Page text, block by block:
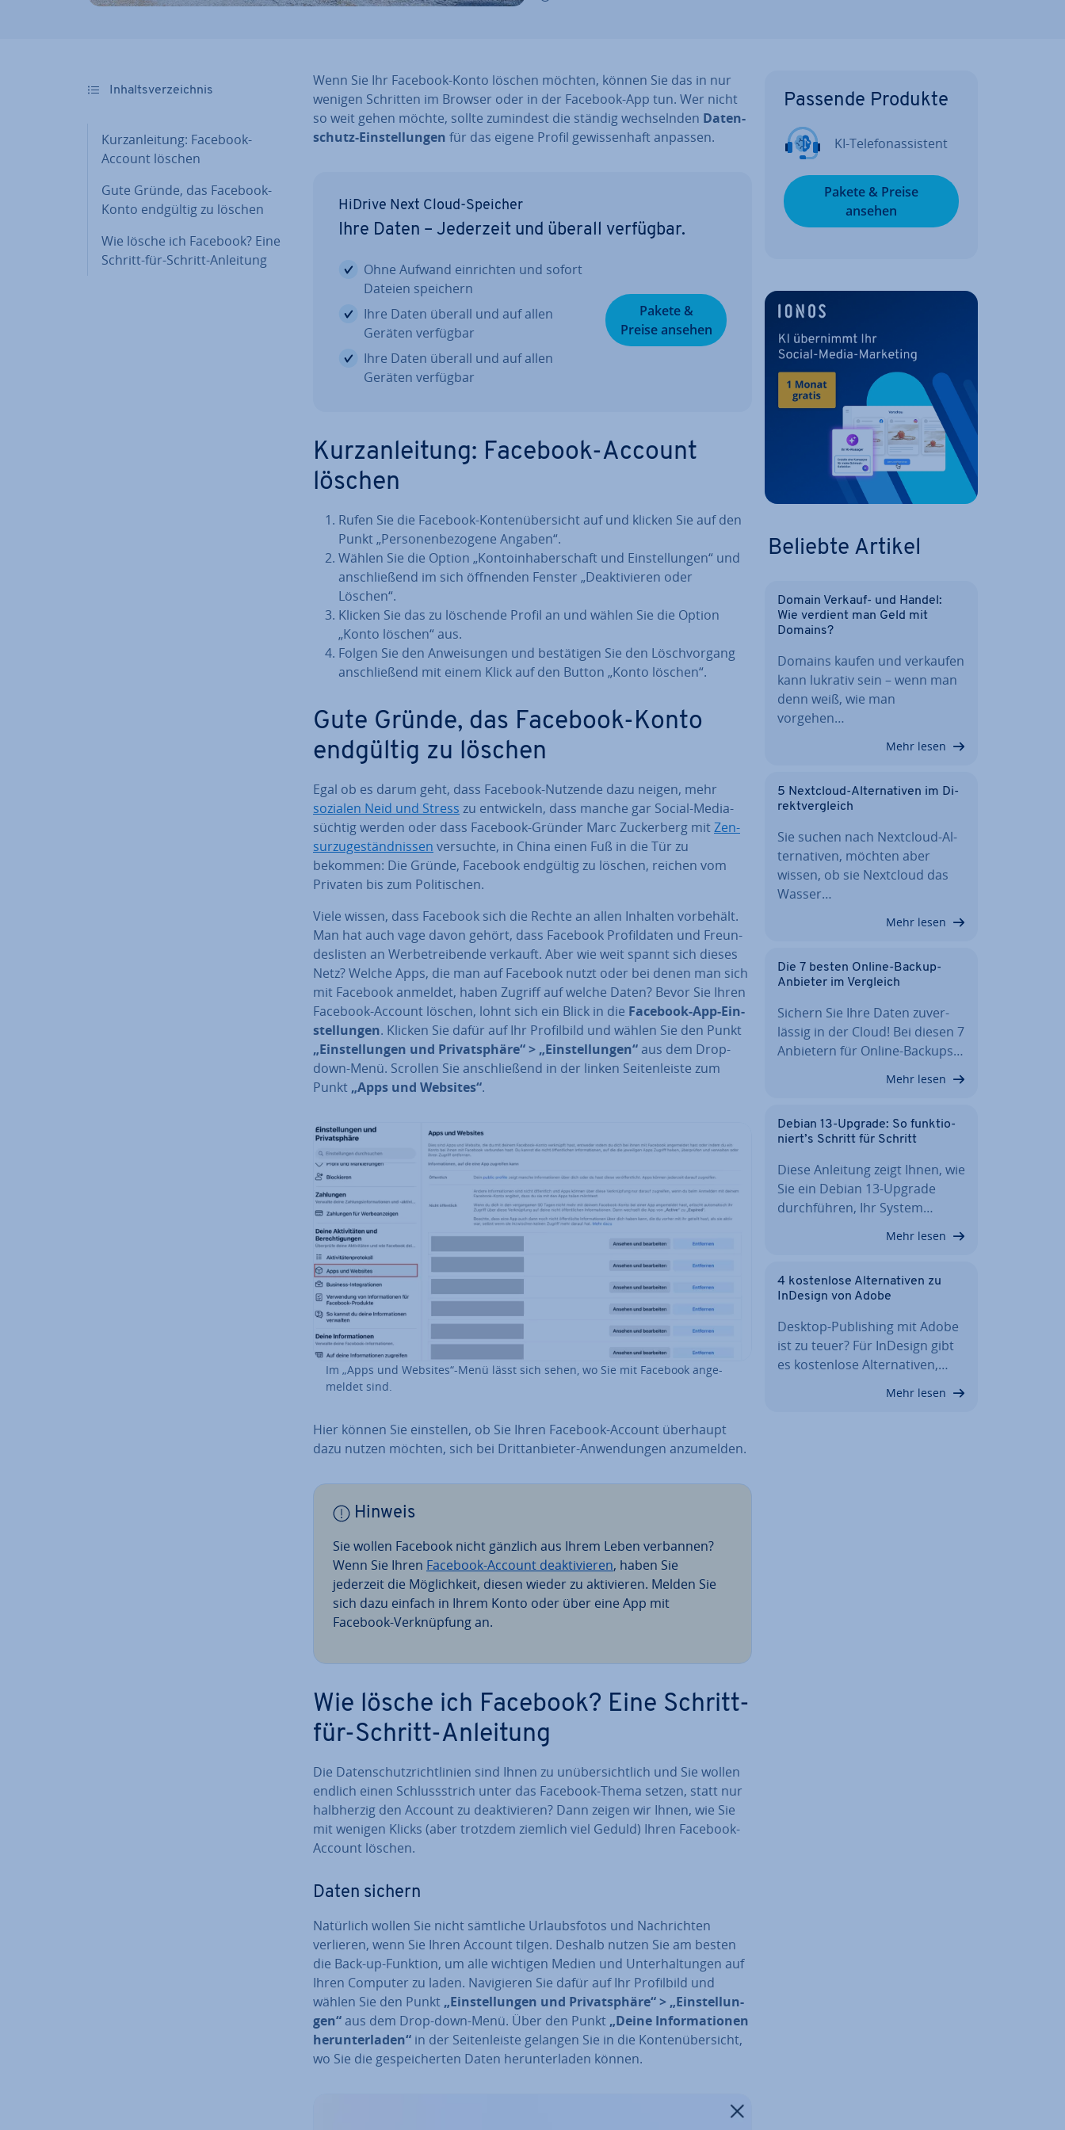
In­halts­ver­zeich­nis
Kurz­an­lei­tung: Facebook-
Account löschen
Gute Gründe, das Facebook-
Konto endgültig zu löschen
Wie lösche ich Facebook? Eine
Schritt-für-Schritt-Anleitung
Wenn Sie Ihr Facebook-Konto löschen möchten, können Sie das in nur
wenigen Schritten im Browser oder in der Facebook-App tun. Wer nicht
so weit gehen möchte, sollte zumindest die ständig wech­seln­den Da­ten­
schutz-Ein­stel­lun­gen für das eigene Profil ge­wis­sen­haft anpassen.
HiDrive Next Cloud-Speicher
Ihre Daten – Jederzeit und überall verfügbar.
Ohne Aufwand ein­rich­ten und sofort
Dateien speichern
Ihre Daten überall und auf allen
Geräten verfügbar
Ihre Daten überall und auf allen
Geräten verfügbar
Pakete &
Preise ansehen
Kurz­an­lei­tung: Facebook-Account
löschen
Rufen Sie die Facebook-Kon­ten­über­sicht auf und klicken Sie auf den
Punkt „Per­so­nen­be­zo­ge­ne Angaben“.
Wählen Sie die Option „Kon­to­in­ha­ber­schaft und Ein­stel­lun­gen“ und
an­schlie­ßend im sich öffnenden Fenster „De­ak­ti­vie­ren oder
Löschen“.
Klicken Sie das zu löschende Profil an und wählen Sie die Option
„Konto löschen“ aus.
Folgen Sie den An­wei­sun­gen und be­stä­ti­gen Sie den Lösch­vor­gang
an­schlie­ßend mit einem Klick auf den Button „Konto löschen“.
Gute Gründe, das Facebook-Konto
endgültig zu löschen
Egal ob es darum geht, dass Facebook-Nutzende dazu neigen, mehr
sozialen Neid und Stress zu ent­wi­ckeln, dass manche gar Social-Media-
süchtig werden oder dass Facebook-Gründer Marc Zu­cker­berg mitZen­
sur­zu­ge­ständ­nis­sen versuchte, in China einen Fuß in die Tür zu
bekommen: Die Gründe, Facebook endgültig zu löschen, reichen vom
Privaten bis zum Po­li­ti­schen.
Viele wissen, dass Facebook sich die Rechte an allen Inhalten vorbehält.
Man hat auch vage davon gehört, dass Facebook Pro­fil­da­ten und Freun­
des­lis­ten an Wer­be­trei­ben­de verkauft. Aber wie weit spannt sich dieses
Netz? Welche Apps, die man auf Facebook nutzt oder bei denen man sich
mit Facebook anmeldet, haben Zugriff auf welche Daten? Bevor Sie Ihren
Facebook-Account löschen, lohnt sich ein Blick in die Facebook-App-Ein­
stel­lun­gen. Klicken Sie dafür auf Ihr Pro­fil­bild und wählen Sie den Punkt
„Ein­stel­lun­gen und Pri­vat­sphä­re“ > „Ein­stel­lun­gen“aus dem Drop-
down-Menü. Scrollen Sie an­schlie­ßend in der linken Sei­ten­leis­te zum
Punkt „Apps und Websites“.
Im „Apps und Websites“-Menü lässt sich sehen, wo Sie mit Facebook an­ge­
mel­det sind.
Hier können Sie ein­stel­len, ob Sie Ihren Facebook-Account überhaupt
dazu nutzen möchten, sich bei Dritt­an­bie­ter-An­wen­dun­gen an­zu­mel­den.
Hinweis
Sie wollen Facebook nicht gänzlich aus Ihrem Leben verbannen?
Wenn Sie Ihren Facebook-Account de­ak­ti­vie­ren, haben Sie
jederzeit die Mög­lich­keit, diesen wieder zu ak­ti­vie­ren. Melden Sie
sich dazu einfach in Ihrem Konto oder über eine App mit
Facebook-Ver­knüp­fung an.
Wie lösche ich Facebook? Eine Schritt-
für-Schritt-Anleitung
Die Da­ten­schutz­richt­li­ni­en sind Ihnen zu un­über­sicht­lich und Sie wollen
endlich einen Schluss­strich unter das Facebook-Thema setzen, statt nur
halb­her­zig den Account zu de­ak­ti­vie­ren? Dann zeigen wir Ihnen, wie Sie
mit wenigen Klicks (aber trotzdem ziemlich viel Geduld) Ihren Facebook-
Account löschen.
Daten sichern
Natürlich wollen Sie nicht sämtliche Ur­laubs­fo­tos und Nach­rich­ten
verlieren, wenn Sie Ihren Account tilgen. Deshalb nutzen Sie am besten
die Back-up-Funktion, um alle wichtigen Medien und Un­ter­hal­tun­gen auf
Ihren Computer zu laden. Na­vi­gie­ren Sie dafür auf Ihr Pro­fil­bild und
wählen Sie den Punkt „Ein­stel­lun­gen und Pri­vat­sphä­re“ > „Ein­stel­lun­
gen“aus dem Drop-down-Menü. Über den Punkt „Deine In­for­ma­tio­nen
her­un­ter­la­den“ in der Sei­ten­leis­te gelangen Sie in die Kon­ten­über­sicht,
wo Sie die ge­spei­cher­ten Daten her­un­ter­la­den können.
Passende Produkte
KI-Te­le­fon­as­sis­tent
Pakete & Preise
ansehen
Beliebte Artikel
Domain Verkauf- und Handel:
Wie verdient man Geld mit
Domains?
Domains kaufen und verkaufen
kann lukrativ sein – wenn man
denn weiß, wie man
vorgehen…
Mehr lesen
5 Nextcloud-Al­ter­na­ti­ven im Di­
rekt­ver­gleich
Sie suchen nach Nextcloud-Al­
ter­na­ti­ven, möchten aber
wissen, ob sie Nextcloud das
Wasser…
Mehr lesen
Die 7 besten Online-Backup-
Anbieter im Vergleich
Sichern Sie Ihre Daten zu­ver­
läs­sig in der Cloud! Bei diesen 7
Anbietern für Online-Backups…
Mehr lesen
Debian 13-Upgrade: So funk­tio­
niert’s Schritt für Schritt
Diese Anleitung zeigt Ihnen, wie
Sie ein Debian 13-Upgrade
durch­füh­ren, Ihr System…
Mehr lesen
4 kos­ten­lo­se Al­ter­na­ti­ven zu
InDesign von Adobe
Desktop-Pu­bli­shing mit Adobe
ist zu teuer? Für InDesign gibt
es kos­ten­lo­se Al­ter­na­ti­ven,…
Mehr lesen